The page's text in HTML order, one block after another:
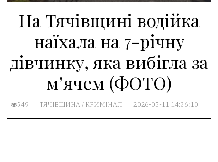
На Тячівщині водійка
наїхала на 7-річну
дівчинку, яка вибігла за
мʼячем (ФОТО)
549 ТЯЧІВЩИНА/ КРИМІНАЛ 2026-05-11 14:36:10